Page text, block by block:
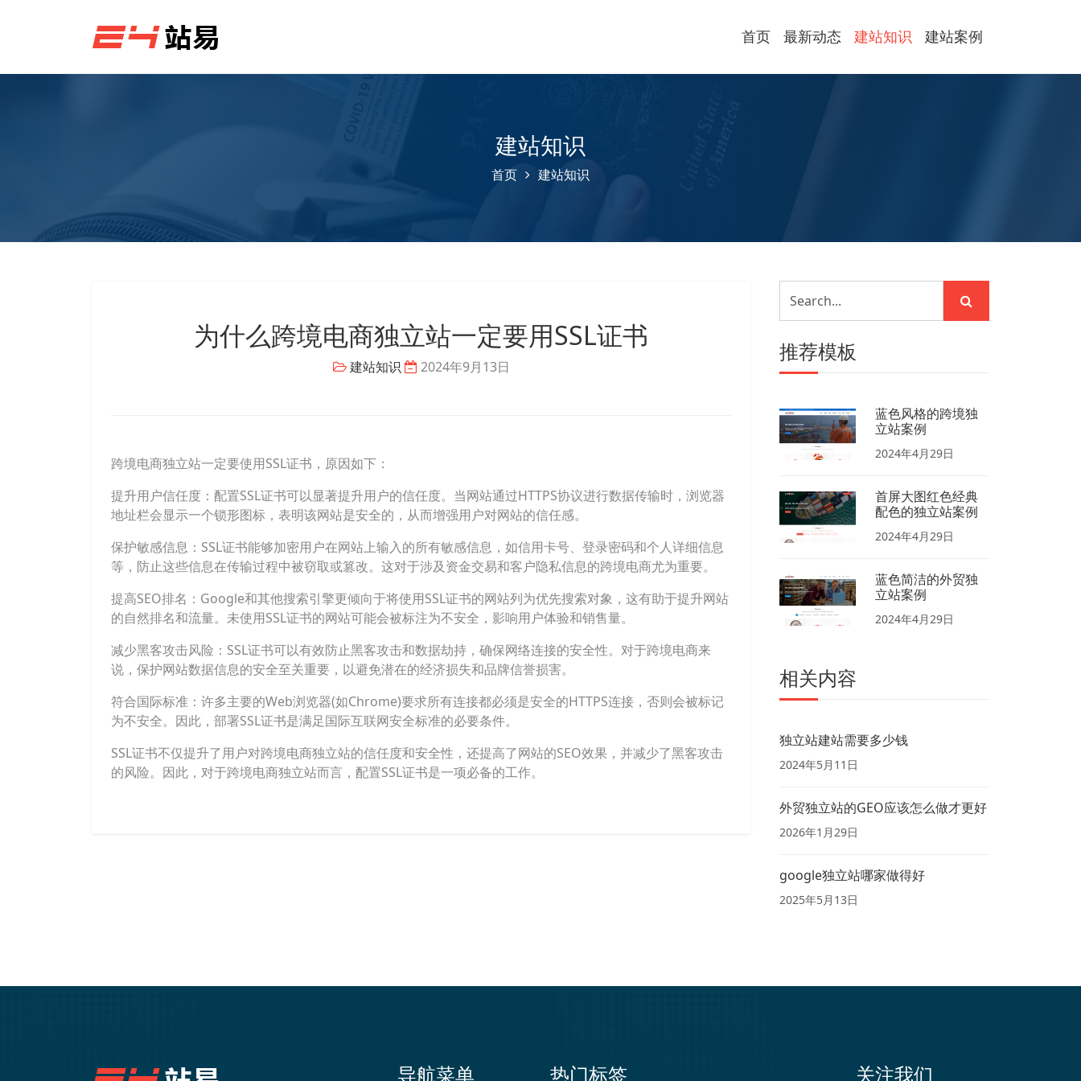
首页 最新动态 建站知识 建站案例
建站知识
首页 建站知识
为什么跨境电商独立站一定要用SSL证书
建站知识 2024年9月13日
跨境电商独立站一定要使用SSL证书，原因如下：
提升用户信任度：配置SSL证书可以显著提升用户的信任度。当网站通过HTTPS协议进行数据传输时，浏览器
地址栏会显示一个锁形图标，表明该网站是安全的，从而增强用户对网站的信任感。
保护敏感信息：SSL证书能够加密用户在网站上输入的所有敏感信息，如信用卡号、登录密码和个人详细信息
等，防止这些信息在传输过程中被窃取或篡改。这对于涉及资金交易和客户隐私信息的跨境电商尤为重要。
提高SEO排名：Google和其他搜索引擎更倾向于将使用SSL证书的网站列为优先搜索对象，这有助于提升网站
的自然排名和流量。未使用SSL证书的网站可能会被标注为不安全，影响用户体验和销售量。
减少黑客攻击风险：SSL证书可以有效防止黑客攻击和数据劫持，确保网络连接的安全性。对于跨境电商来
说，保护网站数据信息的安全至关重要，以避免潜在的经济损失和品牌信誉损害。
符合国际标准：许多主要的Web浏览器(如Chrome)要求所有连接都必须是安全的HTTPS连接，否则会被标记
为不安全。因此，部署SSL证书是满足国际互联网安全标准的必要条件。
SSL证书不仅提升了用户对跨境电商独立站的信任度和安全性，还提高了网站的SEO效果，并减少了黑客攻击
的风险。因此，对于跨境电商独立站而言，配置SSL证书是一项必备的工作。
推荐模板
蓝色风格的跨境独
立站案例
2024年4月29日
首屏大图红色经典
配色的独立站案例
2024年4月29日
蓝色简洁的外贸独
立站案例
2024年4月29日
相关内容
独立站建站需要多少钱
2024年5月11日
外贸独立站的GEO应该怎么做才更好
2026年1月29日
google独立站哪家做得好
2025年5月13日
导航菜单 热门标签 关注我们